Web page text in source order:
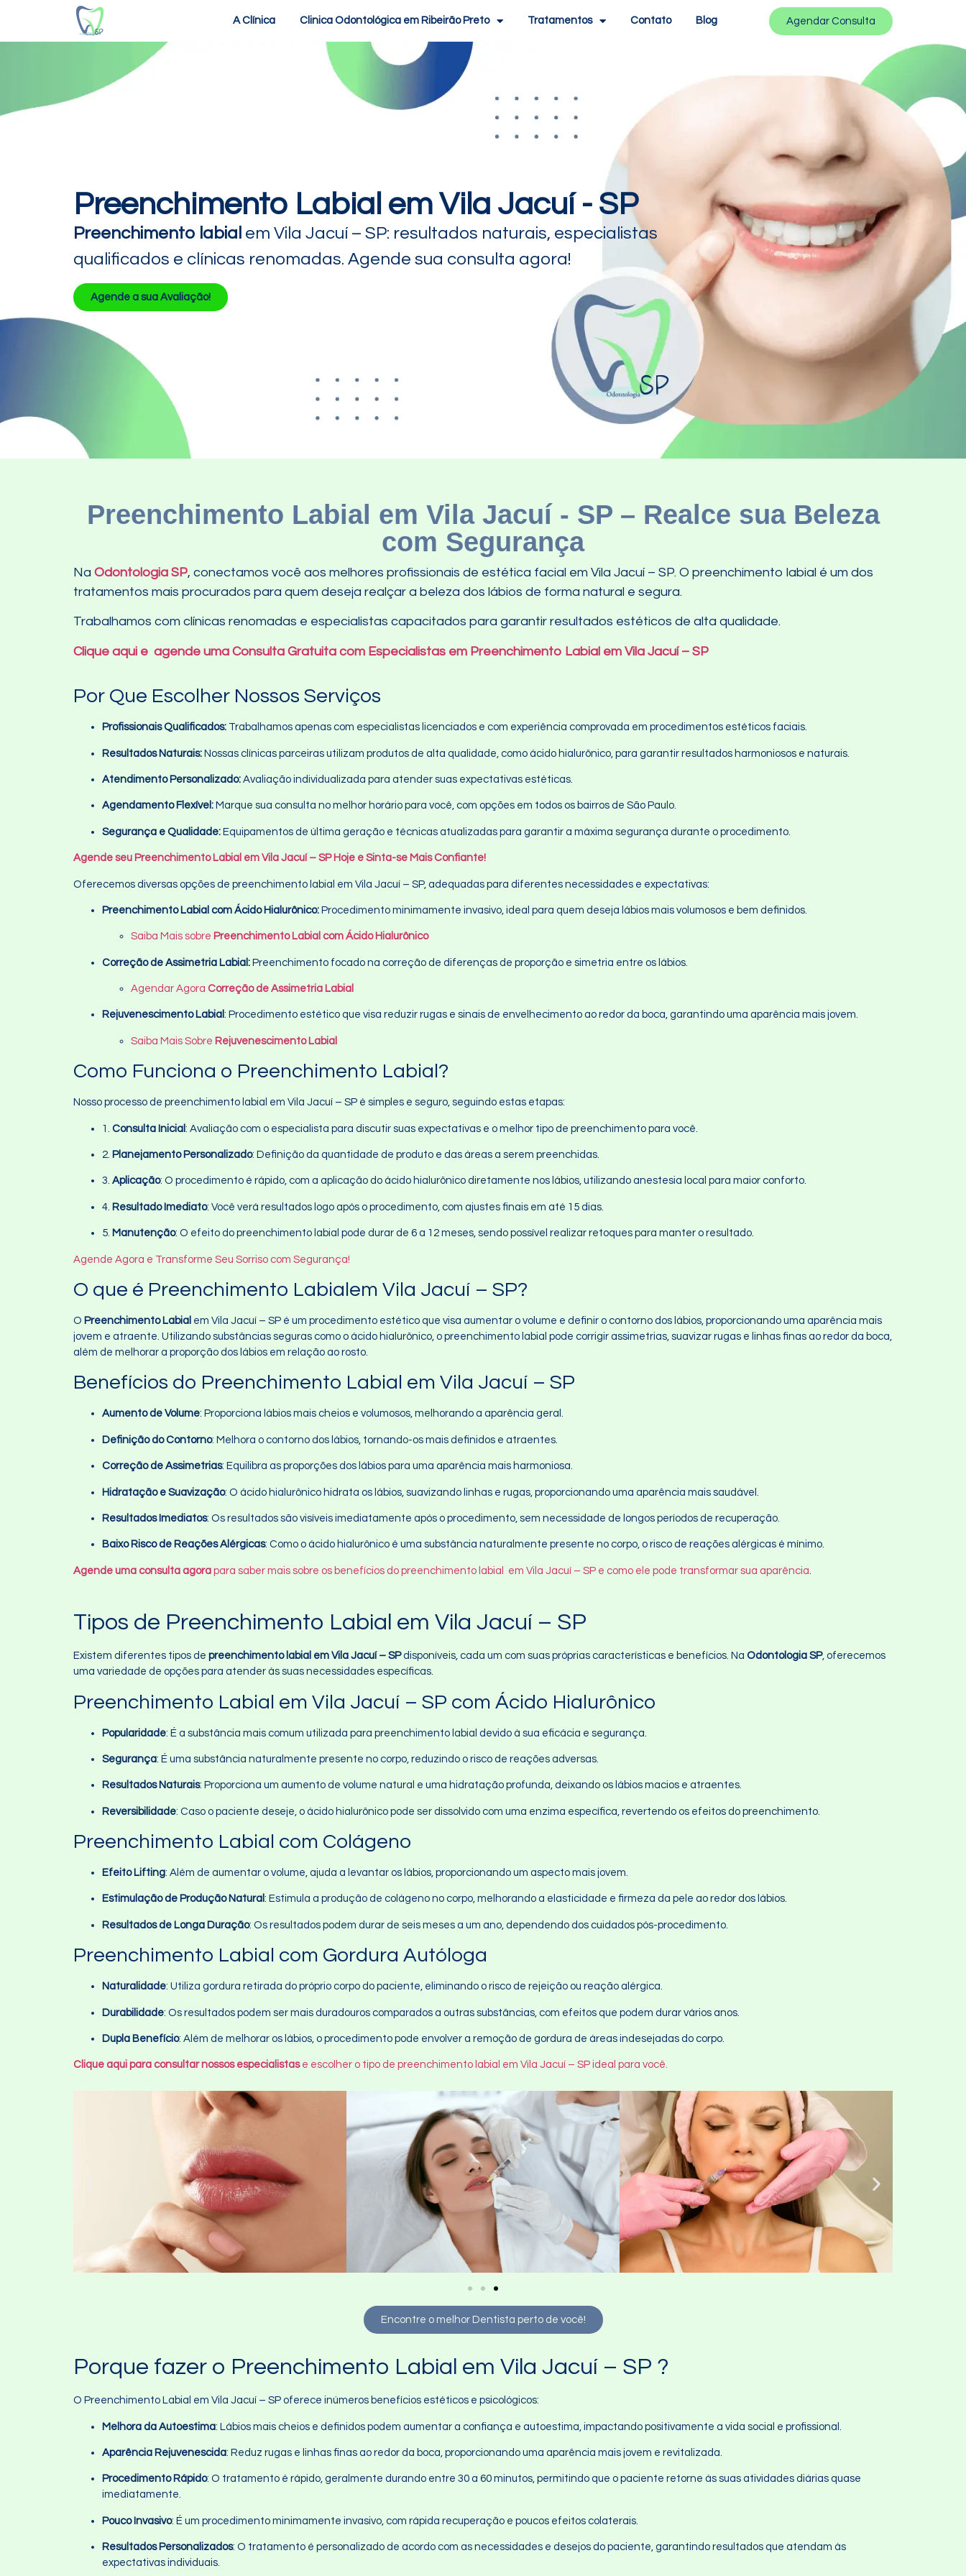
A Clínica Clinica Odontológica em Ribeirão Preto Tratamentos Contato Blog Agendar Consulta
Preenchimento Labial em Vila Jacuí - SP
Preenchimento labial em Vila Jacuí – SP: resultados naturais, especialistas
qualificados e clínicas renomadas. Agende sua consulta agora!
Agende a sua Avaliação!
Preenchimento Labial em Vila Jacuí - SP – Realce sua Beleza
com Segurança
Na Odontologia SP, conectamos você aos melhores profissionais de estética facial em Vila Jacuí – SP. O preenchimento labial é um dos
tratamentos mais procurados para quem deseja realçar a beleza dos lábios de forma natural e segura.
Trabalhamos com clínicas renomadas e especialistas capacitados para garantir resultados estéticos de alta qualidade.
Clique aqui e agende uma Consulta Gratuita com Especialistas em Preenchimento Labial em Vila Jacuí – SP
Por Que Escolher Nossos Serviços
Profissionais Qualificados: Trabalhamos apenas com especialistas licenciados e com experiência comprovada em procedimentos estéticos faciais.
Resultados Naturais: Nossas clínicas parceiras utilizam produtos de alta qualidade, como ácido hialurônico, para garantir resultados harmoniosos e naturais.
Atendimento Personalizado: Avaliação individualizada para atender suas expectativas estéticas.
Agendamento Flexível: Marque sua consulta no melhor horário para você, com opções em todos os bairros de São Paulo.
Segurança e Qualidade: Equipamentos de última geração e técnicas atualizadas para garantir a máxima segurança durante o procedimento.
Agende seu Preenchimento Labial em Vila Jacuí – SP Hoje e Sinta-se Mais Confiante!
Oferecemos diversas opções de preenchimento labial em Vila Jacuí – SP, adequadas para diferentes necessidades e expectativas:
Preenchimento Labial com Ácido Hialurônico: Procedimento minimamente invasivo, ideal para quem deseja lábios mais volumosos e bem definidos.
Saiba Mais sobre Preenchimento Labial com Ácido Hialurônico
Correção de Assimetria Labial: Preenchimento focado na correção de diferenças de proporção e simetria entre os lábios.
Agendar Agora Correção de Assimetria Labial
Rejuvenescimento Labial : Procedimento estético que visa reduzir rugas e sinais de envelhecimento ao redor da boca, garantindo uma aparência mais jovem.
Saiba Mais Sobre Rejuvenescimento Labial
Como Funciona o Preenchimento Labial?
Nosso processo de preenchimento labial em Vila Jacuí – SP é simples e seguro, seguindo estas etapas:
1. Consulta Inicial : Avaliação com o especialista para discutir suas expectativas e o melhor tipo de preenchimento para você.
2. Planejamento Personalizado: Definição da quantidade de produto e das áreas a serem preenchidas.
3. Aplicação: O procedimento é rápido, com a aplicação do ácido hialurônico diretamente nos lábios, utilizando anestesia local para maior conforto.
4. Resultado Imediato: Você verá resultados logo após o procedimento, com ajustes finais em até 15 dias.
5. Manutenção: O efeito do preenchimento labial pode durar de 6 a 12 meses, sendo possível realizar retoques para manter o resultado.
Agende Agora e Transforme Seu Sorriso com Segurança!
O que é Preenchimento Labialem Vila Jacuí – SP?
O Preenchimento Labial em Vila Jacuí – SP é um procedimento estético que visa aumentar o volume e definir o contorno dos lábios, proporcionando uma aparência mais
jovem e atraente. Utilizando substâncias seguras como o ácido hialurônico, o preenchimento labial pode corrigir assimetrias, suavizar rugas e linhas finas ao redor da boca,
além de melhorar a proporção dos lábios em relação ao rosto.
Benefícios do Preenchimento Labial em Vila Jacuí – SP
Aumento de Volume: Proporciona lábios mais cheios e volumosos, melhorando a aparência geral.
Definição do Contorno: Melhora o contorno dos lábios, tornando-os mais definidos e atraentes.
Correção de Assimetrias: Equilibra as proporções dos lábios para uma aparência mais harmoniosa.
Hidratação e Suavização: O ácido hialurônico hidrata os lábios, suavizando linhas e rugas, proporcionando uma aparência mais saudável.
Resultados Imediatos: Os resultados são visíveis imediatamente após o procedimento, sem necessidade de longos períodos de recuperação.
Baixo Risco de Reações Alérgicas: Como o ácido hialurônico é uma substância naturalmente presente no corpo, o risco de reações alérgicas é mínimo.
Agende uma consulta agora para saber mais sobre os benefícios do preenchimento labial em Vila Jacuí – SP e como ele pode transformar sua aparência
Tipos de Preenchimento Labial em Vila Jacuí – SP
Existem diferentes tipos de preenchimento labial em Vila Jacuí – SPdisponíveis, cada um com suas próprias características e benefícios. Na Odontologia SP, oferecemos
uma variedade de opções para atender às suas necessidades específicas.
Preenchimento Labial em Vila Jacuí – SP com Ácido Hialurônico
Popularidade: É a substância mais comum utilizada para preenchimento labial devido à sua eficácia e segurança.
Segurança: É uma substância naturalmente presente no corpo, reduzindo o risco de reações adversas.
Resultados Naturais: Proporciona um aumento de volume natural e uma hidratação profunda, deixando os lábios macios e atraentes.
Reversibilidade: Caso o paciente deseje, o ácido hialurônico pode ser dissolvido com uma enzima específica, revertendo os efeitos do preenchimento.
Preenchimento Labial com Colágeno
Efeito Lifting: Além de aumentar o volume, ajuda a levantar os lábios, proporcionando um aspecto mais jovem.
Estimulação de Produção Natural : Estimula a produção de colágeno no corpo, melhorando a elasticidade e firmeza da pele ao redor dos lábios.
Resultados de Longa Duração: Os resultados podem durar de seis meses a um ano, dependendo dos cuidados pós-procedimento.
Preenchimento Labial com Gordura Autóloga
Naturalidade: Utiliza gordura retirada do próprio corpo do paciente, eliminando o risco de rejeição ou reação alérgica.
Durabilidade: Os resultados podem ser mais duradouros comparados a outras substâncias, com efeitos que podem durar vários anos.
Dupla Benefício: Além de melhorar os lábios, o procedimento pode envolver a remoção de gordura de áreas indesejadas do corpo.
Clique aqui para consultar nossos especialistase escolher o tipo de preenchimento labial em Vila Jacuí – SP ideal para você.
Encontre o melhor Dentista perto de você!
Porque fazer o Preenchimento Labial em Vila Jacuí – SP ?
O Preenchimento Labial em Vila Jacuí – SP oferece inúmeros benefícios estéticos e psicológicos:
Melhora da Autoestima: Lábios mais cheios e definidos podem aumentar a confiança e autoestima, impactando positivamente a vida social e profissional.
Aparência Rejuvenescida: Reduz rugas e linhas finas ao redor da boca, proporcionando uma aparência mais jovem e revitalizada.
Procedimento Rápido: O tratamento é rápido, geralmente durando entre 30 a 60 minutos, permitindo que o paciente retorne às suas atividades diárias quase
imediatamente.
Pouco Invasivo: É um procedimento minimamente invasivo, com rápida recuperação e poucos efeitos colaterais.
Resultados Personalizados: O tratamento é personalizado de acordo com as necessidades e desejos do paciente, garantindo resultados que atendam às
expectativas individuais.